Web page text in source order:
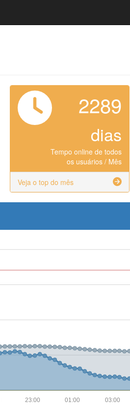
2289
dias
Tempo online de todos
os usuários / Mês
Veja o top do mês
03:00
01:00
23:00